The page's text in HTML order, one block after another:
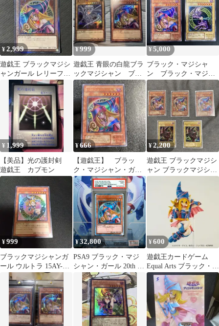
¥2,999
遊戯王 ブラックマジシ
ャンガール レリーフ
QCCU-JP002
¥999
遊戯王 青眼の白龍ブラ
ックマジシャン ブラ
ック・マジシャン・ガ
ール シークレット
¥5,000
ブラック・マジシャ
ン ブラック・マジシ
ャン・ガール UR
(匿配) 遊戯王
¥ 1,999
【美品】光の護封剣
遊戯王 カプモン
¥666
【遊戯王】 ブラッ
ク・マジシャン・ガー
ル 綺麗
¥2,200
遊戯王 ブラックマジシ
ャン ブラックマジシャ
ンガール 初期 5枚セッ
¥999
ブラックマジシャンガ
ール ウルトラ 15AY-
JPB03
¥32,800
PSA9 ブラック・マジ
シャン・ガール 20th SE
10期 プロモ 遊戯王
DUELIST and
MONSTERS
MEMORIAL DISC
DVD・Blu-ray 特典カー
ド DMMD-JP001 2019
¥600
遊戯王カードゲーム
Equal Arts ブラック・マ
ジシャン・ガール